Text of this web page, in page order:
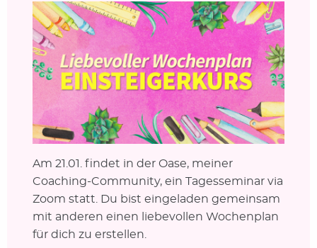
Am 21.01. findet in der Oase, meiner
Coaching-Community, ein Tagesseminar via
Zoom statt. Du bist eingeladen gemeinsam
mit anderen einen liebevollen Wochenplan
für dich zu erstellen.